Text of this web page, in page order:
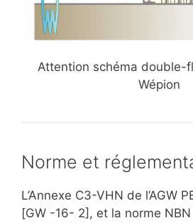
Attention schéma double-
Wépion
Norme et
L’Annexe C3-VHN de l’AGW
[GW -16- 2], et la norme